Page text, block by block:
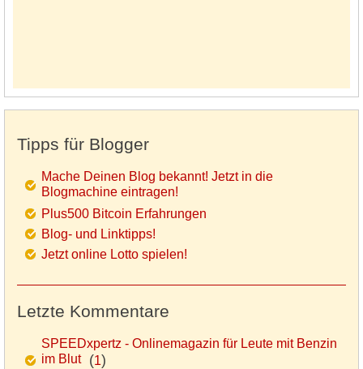
Tipps für Blogger
Mache Deinen Blog bekannt! Jetzt in die
Blogmachine eintragen!
Plus500 Bitcoin Erfahrungen
Blog- und Linktipps!
Jetzt online Lotto spielen!
Letzte Kommentare
SPEEDxpertz - Onlinemagazin für Leute mit Benzin
im Blut(1)